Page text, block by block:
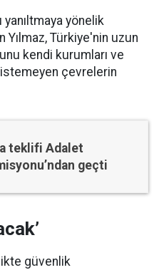
yönelik
Türkiye'nin uzun
kendi kurumları ve
çevrelerin
teklifi Adalet
geçti
güvenlik